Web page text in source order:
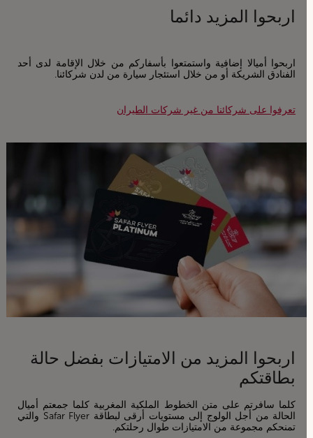
اربحوا المزيد دائما
اربحوا أميالا إضافية واستمتعوا بأسفاركم من خلال الإقامة لدى أحد
الفنادق الشريكة أو من خلال استئجار سيارة من لدن شركائنا.
تعرفوا على شركائنا من غير شركات الطيران
اربحوا المزيد من الامتيازات بفضل حالة
بطاقتكم
كلما سافرتم على متن الخطوط الملكية المغربية كلما جمعتم أميال
الحالة من أجل الولوج إلى مستويات أرقى لبطاقة Safar Flyer والتي
تمنحكم مجموعة من الامتيازات طوال رحلتكم.